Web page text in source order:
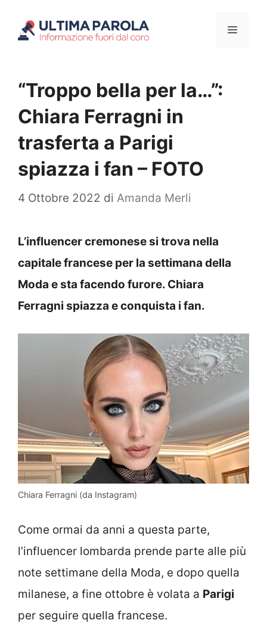
Menu
“Troppo bella per la…”:
Chiara Ferragni in
trasferta a Parigi
spiazza i fan – FOTO
4 Ottobre 2022 di Amanda Merli
L’influencer cremonese si trova nella
capitale francese per la settimana della
Moda e sta facendo furore. Chiara
Ferragni spiazza e conquista i fan.
Chiara Ferragni (da Instagram)
Come ormai da anni a questa parte,
l’influencer lombarda prende parte alle più
note settimane della Moda, e dopo quella
milanese, a fine ottobre è volata a Parigi
per seguire quella francese.